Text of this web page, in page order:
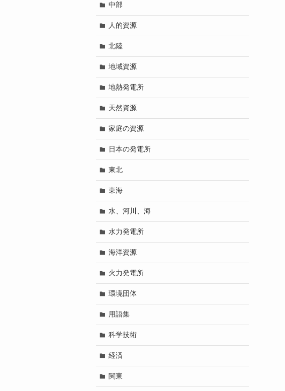
中部
人的資源
北陸
地域資源
地熱発電所
天然資源
家庭の資源
日本の発電所
東北
東海
水、河川、海
水力発電所
海洋資源
火力発電所
環境団体
用語集
科学技術
経済
関東